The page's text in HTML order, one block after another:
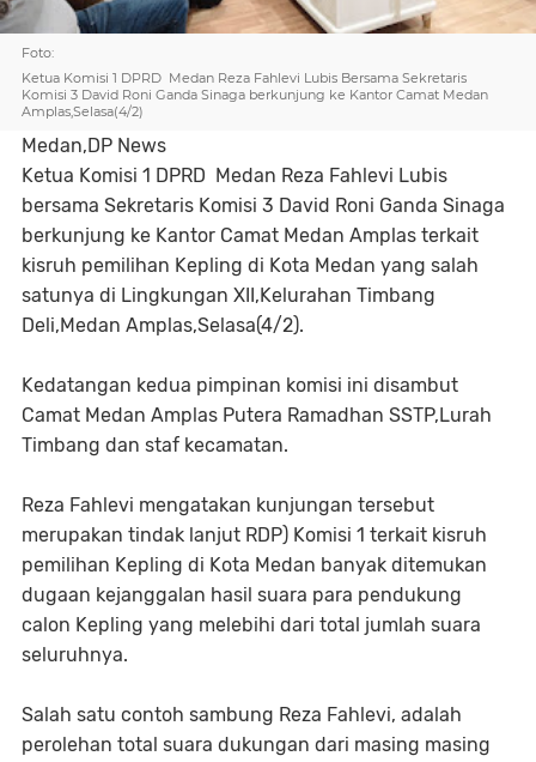
Foto:
Ketua Komisi 1 DPRD Medan Reza Fahlevi Lubis Bersama Sekretaris
Komisi 3 David Roni Ganda Sinaga berkunjung ke Kantor Camat Medan
Amplas,Selasa(4/2)
Medan,DP News
Ketua Komisi 1 DPRD Medan Reza Fahlevi Lubis
bersama Sekretaris Komisi 3 David Roni Ganda Sinaga
berkunjung ke Kantor Camat Medan Amplas terkait
kisruh pemilihan Kepling di Kota Medan yang salah
satunya di Lingkungan XII,Kelurahan Timbang
Deli,Medan Amplas,Selasa(4/2).
Kedatangan kedua pimpinan komisi ini disambut
Camat Medan Amplas Putera Ramadhan SSTP,Lurah
Timbang dan staf kecamatan.
Reza Fahlevi mengatakan kunjungan tersebut
merupakan tindak lanjut RDP) Komisi 1 terkait kisruh
pemilihan Kepling di Kota Medan banyak ditemukan
dugaan kejanggalan hasil suara para pendukung
calon Kepling yang melebihi dari total jumlah suara
seluruhnya.
Salah satu contoh sambung Reza Fahlevi, adalah
perolehan total suara dukungan dari masing masing